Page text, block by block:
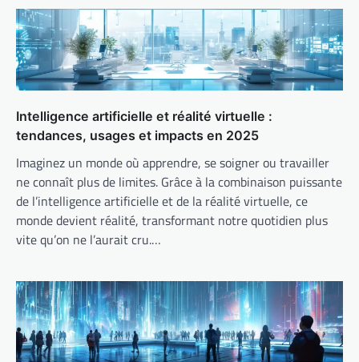
Intelligence artificielle et réalité virtuelle :
tendances, usages et impacts en 2025
Imaginez un monde où apprendre, se soigner ou travailler
ne connaît plus de limites. Grâce à la combinaison puissante
de l’intelligence artificielle et de la réalité virtuelle, ce
monde devient réalité, transformant notre quotidien plus
vite qu’on ne l’aurait cru.…